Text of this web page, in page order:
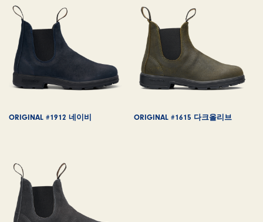
ORIGINAL #1912 네이비 ORIGINAL #1615 다크올리브